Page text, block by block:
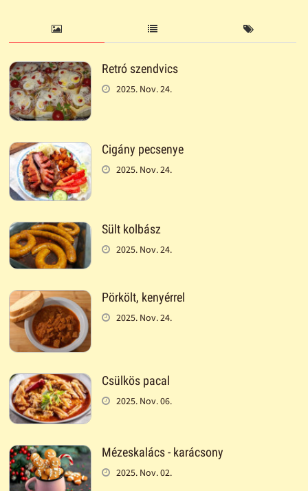
Retró szendvics
2025. Nov. 24.
Cigány pecsenye
2025. Nov. 24.
Sült kolbász
2025. Nov. 24.
Pörkölt, kenyérrel
2025. Nov. 24.
Csülkös pacal
2025. Nov. 06.
Mézeskalács - karácsony
2025. Nov. 02.